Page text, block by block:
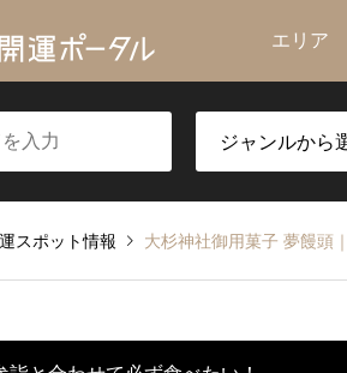
エリア
スポット情報 大杉神社御用菓子 夢饅頭